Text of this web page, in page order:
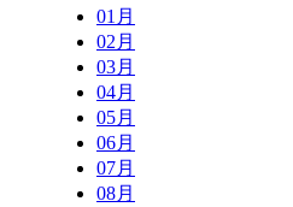
01月
02月
03月
04月
05月
06月
07月
08月